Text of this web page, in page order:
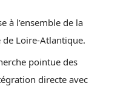
à l’ensemble de la
Loire-Atlantique.
pointue des
directe avec